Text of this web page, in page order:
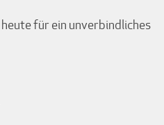
für ein unverbindliches